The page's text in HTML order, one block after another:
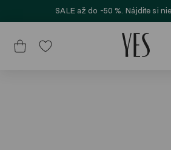
SALE až do -50 %. Nájdite si